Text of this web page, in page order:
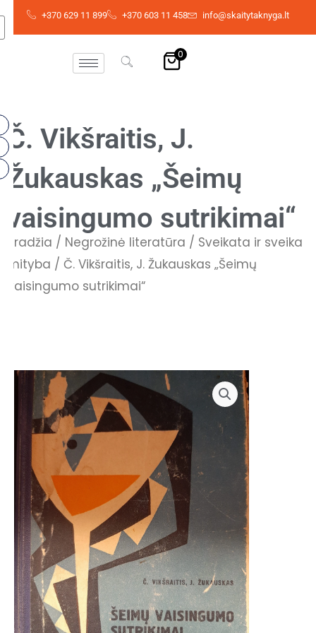
+370 629 11 899 +370 603 11 458 info@skaitytaknyga.lt
0
Č. Vikšraitis, J.
Žukauskas „Šeimų
vaisingumo sutrikimai“
Pradžia / Negrožinė literatūra / Sveikata ir sveika
mityba / Č. Vikšraitis, J. Žukauskas „Šeimų
vaisingumo sutrikimai“